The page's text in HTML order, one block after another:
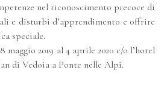
nel riconoscimento precoce di
e disturbi d’apprendimento e offrire
speciale.
maggio 2019 al 4 aprile 2020 c/o l’hotel
di Vedoia a Ponte nelle Alpi.